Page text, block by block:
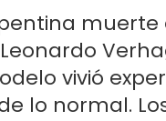
muerte
vivió
lo normal.